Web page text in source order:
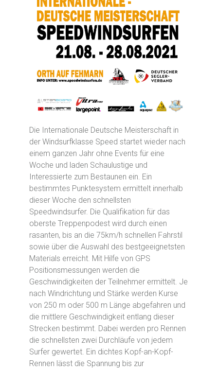
Die Internationale Deutsche Meisterschaft in
der Windsurfklasse Speed startet wieder nach
einem ganzen Jahr ohne Events für eine
Woche und laden Schaulustige und
Interessierte zum Bestaunen ein. Ein
bestimmtes Punktesystem ermittelt innerhalb
dieser Woche den schnellsten
Speedwindsurfer. Die Qualifikation für das
oberste Treppenpodest wird durch einen
rasanten, bis an die 75km/h schnellen Fahrstil
sowie über die Auswahl des bestgeeignetsten
Materials erreicht. Mit Hilfe von GPS
Positionsmessungen werden die
Geschwindigkeiten der Teilnehmer ermittelt. Je
nach Windrichtung und Stärke werden Kurse
von 250 m oder 500 m Länge abgefahren und
die mittlere Geschwindigkeit entlang dieser
Strecken bestimmt. Dabei werden pro Rennen
die schnellsten zwei Durchläufe von jedem
Surfer gewertet. Ein dichtes Kopf-an-Kopf-
Rennen lässt die Spannung bis zur